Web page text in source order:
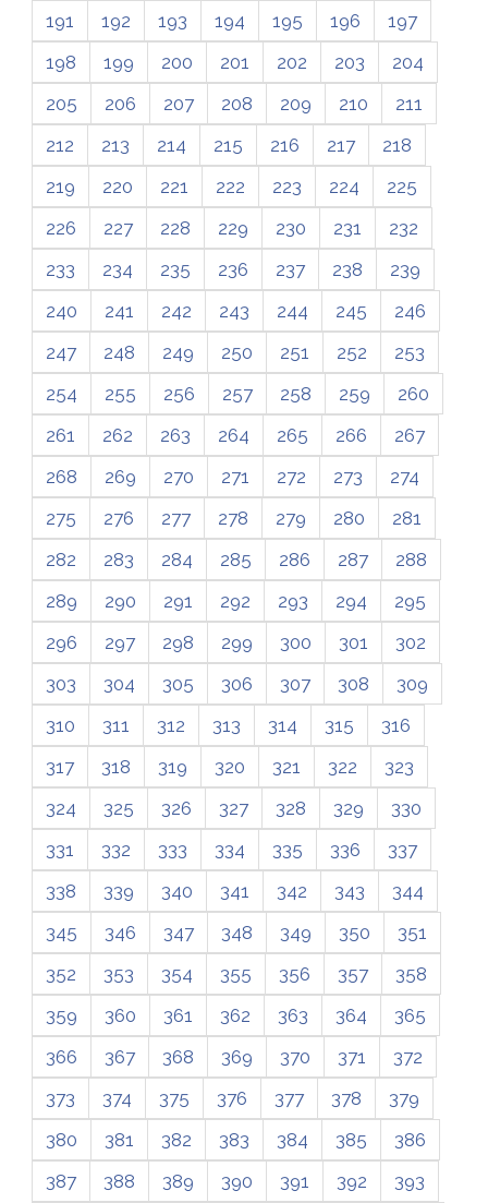
191
192 193 194 195 196
197
198
199 200 201 202 203
204
205
206 207 208 209 210
211
212
213 214 215 216 217
218
219
220 221 222 223 224
225
226
227 228 229 230 231
232
233
234 235 236 237 238
239
240
241 242 243 244 245
246
247
248 249 250 251 252
253
254
255 256 257 258 259
260
261
262 263 264 265 266
267
268
269 270 271 272 273
274
275
276 277 278 279 280
281
282
283 284 285 286 287
288
289
290 291 292 293 294
295
296
297 298 299 300 301
302
303
304 305 306 307 308
309
310
311 312 313 314 315
316
317
318 319 320 321 322
323
324
325 326 327 328 329
330
331
332 333 334 335 336
337
338
339 340 341 342 343
344
345
346 347 348 349 350
351
352
353 354 355 356 357
358
359
360 361 362 363 364
365
366
367 368 369 370 371
372
373
374 375 376 377 378
379
380
381 382 383 384 385
386
387
388 389 390 391 392 393